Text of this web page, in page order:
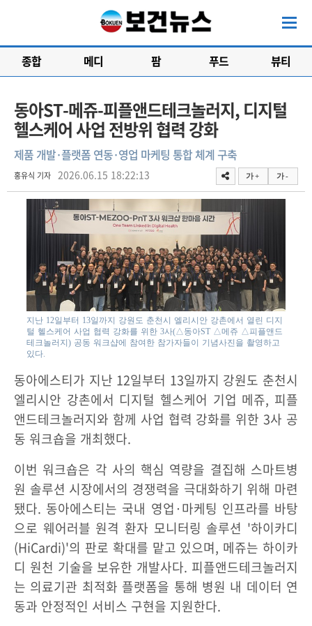
종합 메디 팜 푸드 뷰티
동아ST-메쥬-피플앤드테크놀러지, 디지털
헬스케어 사업 전방위 협력 강화
제품 개발·플랫폼 연동·영업 마케팅 통합 체계 구축
홍유식 기자 2026.06.15 18:22:13 가 + 가 -
지난 12일부터 13일까지 강원도 춘천시 엘리시안 강촌에서 열린 디지
털 헬스케어 사업 협력 강화를 위한 3사(△동아ST △메쥬 △피플앤드
테크놀러지) 공동 워크샵에 참여한 참가자들이 기념사진을 촬영하고
있다.
동아에스티가 지난 12일부터 13일까지 강원도 춘천시
엘리시안 강촌에서 디지털 헬스케어 기업 메쥬, 피플
앤드테크놀러지와 함께 사업 협력 강화를 위한 3사 공
동 워크숍을 개최했다.
이번 워크숍은 각 사의 핵심 역량을 결집해 스마트병
원 솔루션 시장에서의 경쟁력을 극대화하기 위해 마련
됐다. 동아에스티는 국내 영업·마케팅 인프라를 바탕
으로 웨어러블 원격 환자 모니터링 솔루션 '하이카디
(HiCardi)'의 판로 확대를 맡고 있으며, 메쥬는 하이카
디 원천 기술을 보유한 개발사다. 피플앤드테크놀러지
는 의료기관 최적화 플랫폼을 통해 병원 내 데이터 연
동과 안정적인 서비스 구현을 지원한다.